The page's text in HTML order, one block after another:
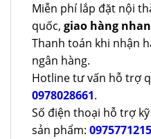
Miễn phí lắp đặt nội
quốc, giao hàng
Thanh toán khi nhận
ngân hàng.
Hotline tư vấn hỗ trợ
0978028661.
Số điện thoại hỗ trợ
sản phẩm: 0975771215